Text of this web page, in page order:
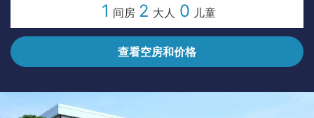
1 间房 2 大人 0 儿童
查看空房和价格